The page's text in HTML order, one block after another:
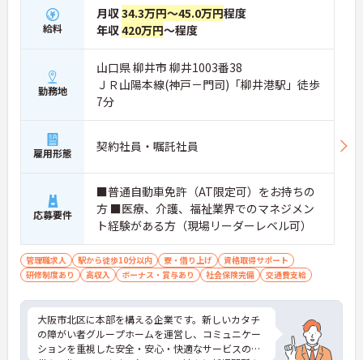
給料
月収34.3万円～45.0万円程度
年収420万円～程度
勤務地
山口県 柳井市 柳井1003番38
ＪＲ山陽本線(神戸－門司)「柳井港駅」徒歩
7分
雇用形態 契約社員・嘱託社員
応募要件
■普通自動車免許（AT限定可）をお持ちの
方 ■医療、介護、福祉業界でのマネジメン
ト経験がある方（現場リーダーレベル可）
管理職求人 駅から徒歩10分以内 寮・借り上げ
資格取得サポート
研修制度あり
高収入 ボーナス・賞与あり 社会保険完備 交通費支給
大阪市北区に本部を構える企業です。新しいカタチ
の障がい者グループホームを運営し、コミュニケー
ションを重視した安全・安心・快適なサービスの提